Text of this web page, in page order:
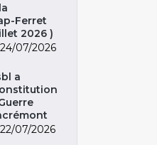
Ferret
2026 )
07/2026
a
07/2026